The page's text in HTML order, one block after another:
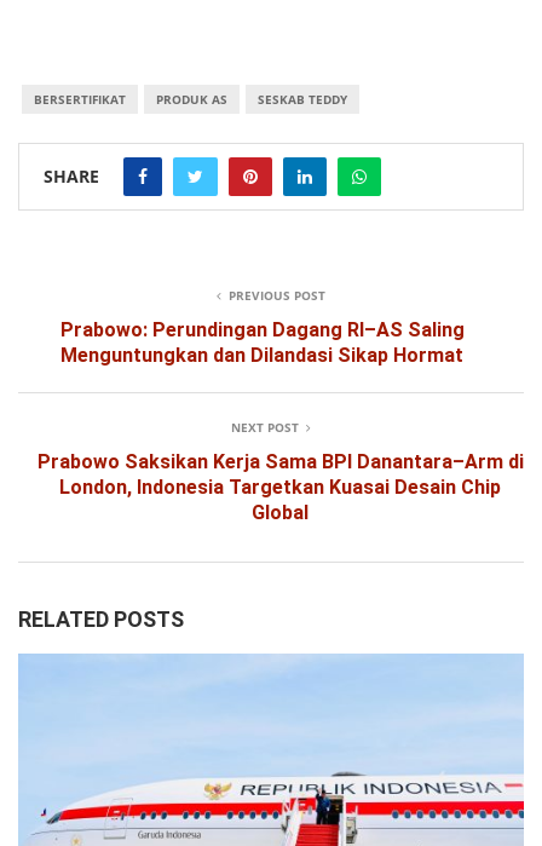
BERSERTIFIKAT PRODUK AS SESKAB TEDDY
SHARE
PREVIOUS POST
Prabowo: Perundingan Dagang RI–AS Saling
Menguntungkan dan Dilandasi Sikap Hormat
NEXT POST
Prabowo Saksikan Kerja Sama BPI Danantara–Arm di
London, Indonesia Targetkan Kuasai Desain Chip
Global
RELATED POSTS